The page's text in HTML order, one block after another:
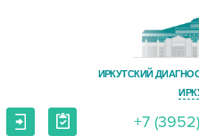
ИРКУТСКИЙ
+7 (3952)